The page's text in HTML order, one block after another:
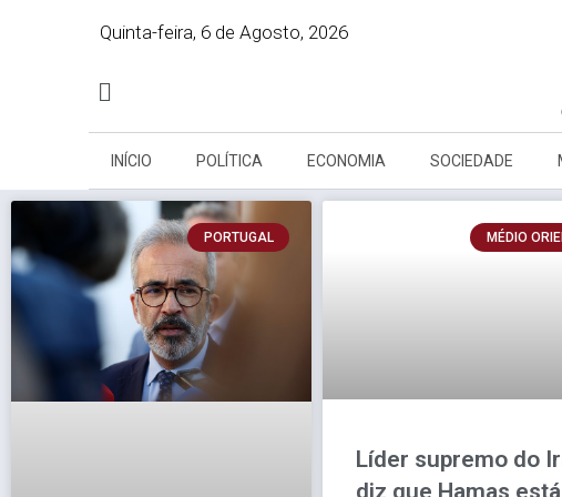
Quinta-feira, 6 de Agosto, 2026
INÍCIO POLÍTICA ECONOMIA SOCIEDADE
PORTUGAL MÉDIO
Líder supremo do
diz que Hamas está